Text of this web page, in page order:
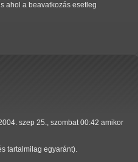
ahol a beavatkozás esetleg
szep 25., szombat 00:42 amikor
tartalmilag egyaránt).